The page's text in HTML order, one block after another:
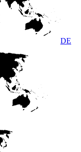
DE